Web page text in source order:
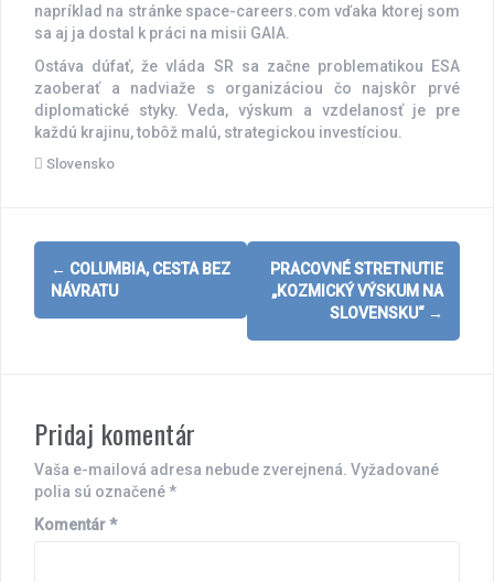
napríklad na stránke space-careers.com vďaka ktorej som
sa aj ja dostal k práci na misii GAIA.
Ostáva dúfať, že vláda SR sa začne problematikou ESA
zaoberať a nadviaže s organizáciou čo najskôr prvé
diplomatické styky. Veda, výskum a vzdelanosť je pre
každú krajinu, tobôž malú, strategickou investíciou.
Slovensko
Post
navigation
← COLUMBIA, CESTA BEZ
NÁVRATU
PRACOVNÉ STRETNUTIE
„KOZMICKÝ VÝSKUM NA
SLOVENSKU“ →
Pridaj komentár
Vaša e-mailová adresa nebude zverejnená. Vyžadované
polia sú označené*
Komentár*